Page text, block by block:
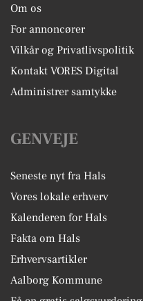
Om os
For annoncører
Vilkår og Privatlivspolitik
Kontakt VORES Digital
Administrer samtykke
GENVEJE
Seneste nyt fra Hals
Vores lokale erhverv
Kalenderen for Hals
Fakta om Hals
Erhvervsartikler
Aalborg Kommune